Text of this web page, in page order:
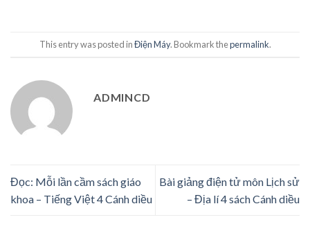
This entry was posted inĐiện Máy. Bookmark thepermalink.
ADMINCD
Đọc: Mỗi lần cầm sách giáo
khoa – Tiếng Việt 4 Cánh diều
Bài giảng điện tử môn Lịch sử
– Địa lí 4 sách Cánh diều